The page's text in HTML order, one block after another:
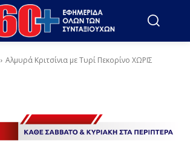
Αλμυρά Κριτσίνια με Τυρί Πεκορίνο ΧΩΡΙΣ